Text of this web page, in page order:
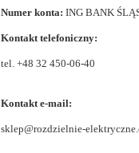
Numer konta: ING BANK
Kontakt telefoniczny:
tel. +48 32 450-06-40
Kontakt e-mail:
sklep@rozdzielnie-